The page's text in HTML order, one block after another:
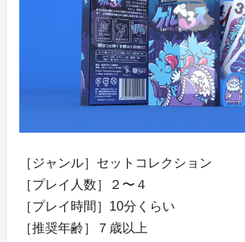
［ジャンル］セットコレクション
［プレイ人数］２〜４
［プレイ時間］10分くらい
［推奨年齢］７歳以上